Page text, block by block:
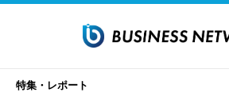
特集・レポート